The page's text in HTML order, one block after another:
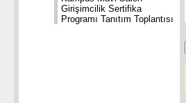
Girişimcilik Sertifika
Programı Tanıtım Toplantısı